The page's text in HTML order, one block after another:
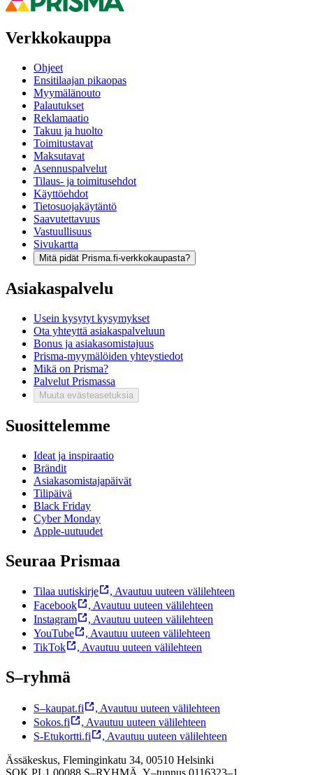
Verkkokauppa
Ohjeet
Ensitilaajan pikaopas
Myymälänouto
Palautukset
Reklamaatio
Takuu ja huolto
Toimitustavat
Maksutavat
Asennuspalvelut
Tilaus- ja toimitusehdot
Käyttöehdot
Tietosuojakäytäntö
Saavutettavuus
Vastuullisuus
Sivukartta
Mitä pidät Prisma.fi-verkkokaupasta?
Asiakaspalvelu
Usein kysytyt kysymykset
Ota yhteyttä asiakaspalveluun
Bonus ja asiakasomistajuus
Prisma-myymälöiden yhteystiedot
Mikä on Prisma?
Palvelut Prismassa
Muuta evästeasetuksia
Suosittelemme
Ideat ja inspiraatio
Brändit
Asiakasomistajapäivät
Tilipäivä
Black Friday
Cyber Monday
Apple-uutuudet
Seuraa Prismaa
Tilaa uutiskirje , Avautuu uuteen välilehteen
Facebook
, Avautuu uuteen välilehteen
Instagram
, Avautuu uuteen välilehteen
YouTube
, Avautuu uuteen välilehteen
TikTok
, Avautuu uuteen välilehteen
S–ryhmä
S–kaupat.fi , Avautuu uuteen välilehteen
Sokos.fi
, Avautuu uuteen välilehteen
S-Etukortti.fi
, Avautuu uuteen välilehteen
Ässäkeskus, Fleminginkatu 34, 00510 Helsinki